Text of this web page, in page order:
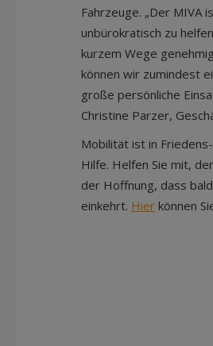
Fahrzeuge. „Der MIVA
unbürokratisch zu
kurzem Wege
können wir zumindest
große persönliche
Christine Parzer,
Mobilität ist in
Hilfe. Helfen Sie mit,
der Hoffnung, dass
einkehrt. Hier können